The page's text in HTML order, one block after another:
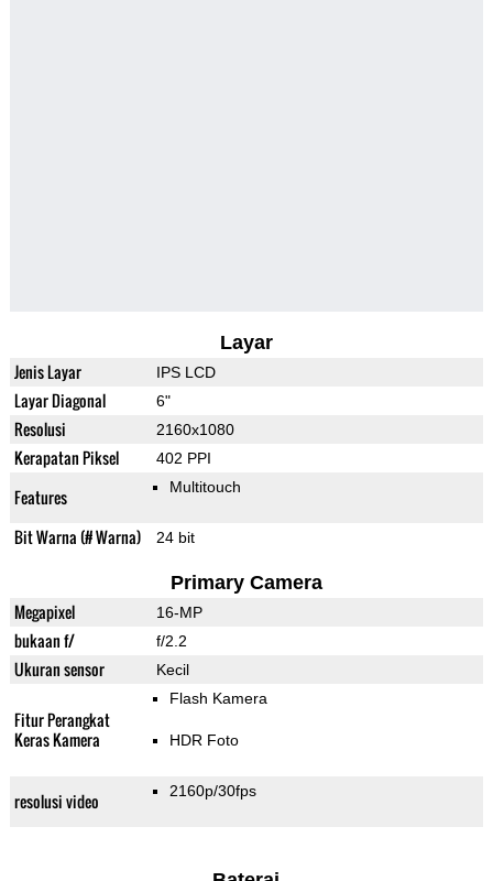
Layar
Jenis Layar IPS LCD
Layar Diagonal 6"
Resolusi 2160x1080
Kerapatan Piksel 402 PPI
Features Multitouch
Bit Warna (# Warna) 24 bit
Primary Camera
Megapixel 16-MP
bukaan f/ f/2.2
Ukuran sensor Kecil
Fitur Perangkat
Keras Kamera
Flash Kamera
HDR Foto
resolusi video 2160p/30fps